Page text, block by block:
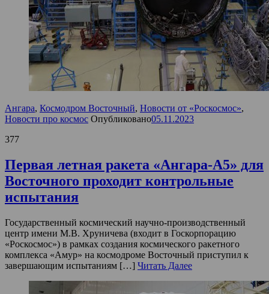
Ангара, Космодром Восточный, Новости от «Роскосмос»,
Новости про космос Опубликовано05.11.2023
377
Первая летная ракета «Ангара-А5» для
Восточного проходит контрольные
испытания
Государственный космический научно-производственный
центр имени М.В. Хруничева (входит в Госкорпорацию
«Роскосмос») в рамках создания космического ракетного
комплекса «Амур» на космодроме Восточный приступил к
завершающим испытаниям […] Читать Далее